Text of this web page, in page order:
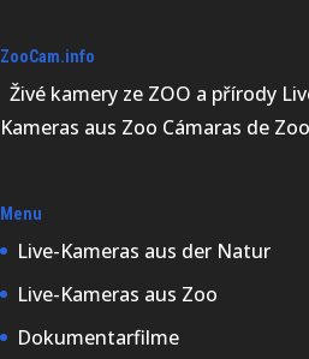
ZooCam.info
Živé kamery ze ZOO a přírody
Kameras aus Zoo Cámaras de Zoo
Menu
Live-Kameras aus der Natur
Live-Kameras aus Zoo
Dokumentarfilme